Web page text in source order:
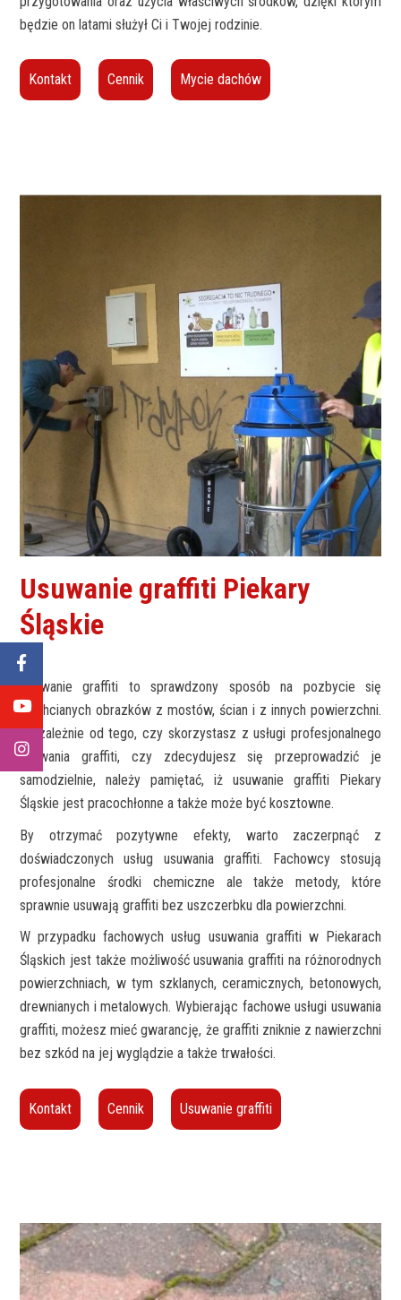
będzie on latami służył Ci i Twojej rodzinie.
Kontakt Cennik Mycie dachów
Usuwanie graffiti Piekary
Śląskie
Usuwanie graffiti to sprawdzony sposób na pozbycie się
niechcianych obrazków z mostów, ścian i z innych powierzchni.
Niezależnie od tego, czy skorzystasz z usługi profesjonalnego
usuwania graffiti, czy zdecydujesz się przeprowadzić je
samodzielnie, należy pamiętać, iż usuwanie graffiti Piekary
Śląskie jest pracochłonne a także może być kosztowne.
By otrzymać pozytywne efekty, warto zaczerpnąć z
doświadczonych usług usuwania graffiti. Fachowcy stosują
profesjonalne środki chemiczne ale także metody, które
sprawnie usuwają graffiti bez uszczerbku dla powierzchni.
W przypadku fachowych usług usuwania graffiti w Piekarach
Śląskich jest także możliwość usuwania graffiti na różnorodnych
powierzchniach, w tym szklanych, ceramicznych, betonowych,
drewnianych i metalowych. Wybierając fachowe usługi usuwania
graffiti, możesz mieć gwarancję, że graffiti zniknie z nawierzchni
bez szkód na jej wyglądzie a także trwałości.
Kontakt Cennik Usuwanie graffiti